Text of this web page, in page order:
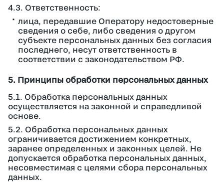
4.3. Ответственность:
лица, передавшие Оператору недостоверные
сведения о себе, либо сведения о другом
субъекте персональных данных без согласия
последнего, несут ответственность в
соответствии с законодательством РФ.
5. Принципы обработки персональных данных
5.1. Обработка персональных данных
осуществляется на законной и справедливой
основе.
5.2. Обработка персональных данных
ограничивается достижением конкретных,
заранее определенных и законных целей. Не
допускается обработка персональных данных,
несовместимая с целями сбора персональных
данных.